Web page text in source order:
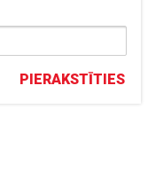
PIERAKSTĪTIES